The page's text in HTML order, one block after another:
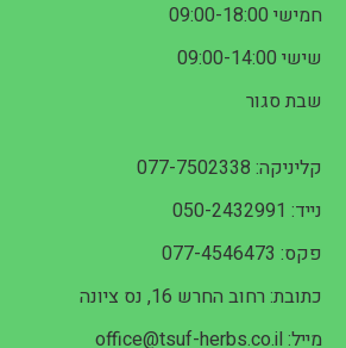
חמישי 09:00-18:00
שישי 09:00-14:00
שבת סגור
קליניקה: 077-7502338
נייד: 050-2432991
פקס: 077-4546473
כתובת: רחוב החרש 16, נס ציונה
מייל: office@tsuf-herbs.co.il